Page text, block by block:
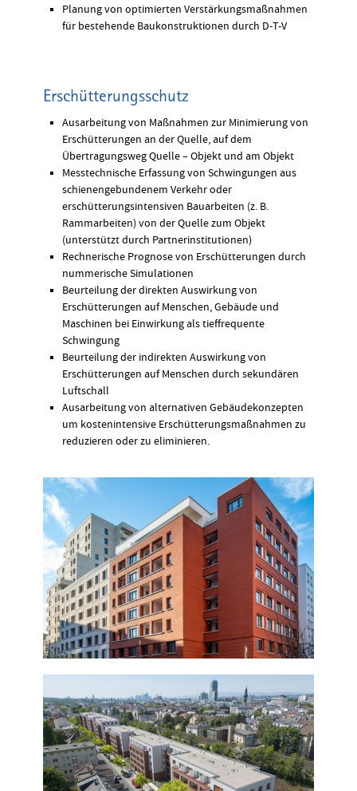
Planung von optimierten Verstärkungsmaßnahmen
für bestehende Baukonstruktionen durch D-T-V
Erschütterungsschutz
Ausarbeitung von Maßnahmen zur Minimierung von
Erschütterungen an der Quelle, auf dem
Übertragungsweg Quelle – Objekt und am Objekt
Messtechnische Erfassung von Schwingungen aus
schienengebundenem Verkehr oder
erschütterungsintensiven Bauarbeiten (z. B.
Rammarbeiten) von der Quelle zum Objekt
(unterstützt durch Partnerinstitutionen)
Rechnerische Prognose von Erschütterungen durch
nummerische Simulationen
Beurteilung der direkten Auswirkung von
Erschütterungen auf Menschen, Gebäude und
Maschinen bei Einwirkung als tieffrequente
Schwingung
Beurteilung der indirekten Auswirkung von
Erschütterungen auf Menschen durch sekundären
Luftschall
Ausarbeitung von alternativen Gebäudekonzepten
um kostenintensive Erschütterungsmaßnahmen zu
reduzieren oder zu eliminieren.